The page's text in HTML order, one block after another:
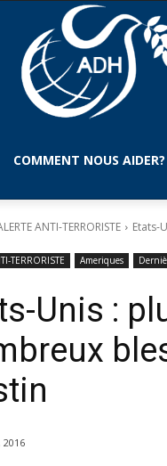
COMMENT NOUS AIDER?
ANTI-TERRORISTE Etats-
TERRORISTE Ameriques
Unis :